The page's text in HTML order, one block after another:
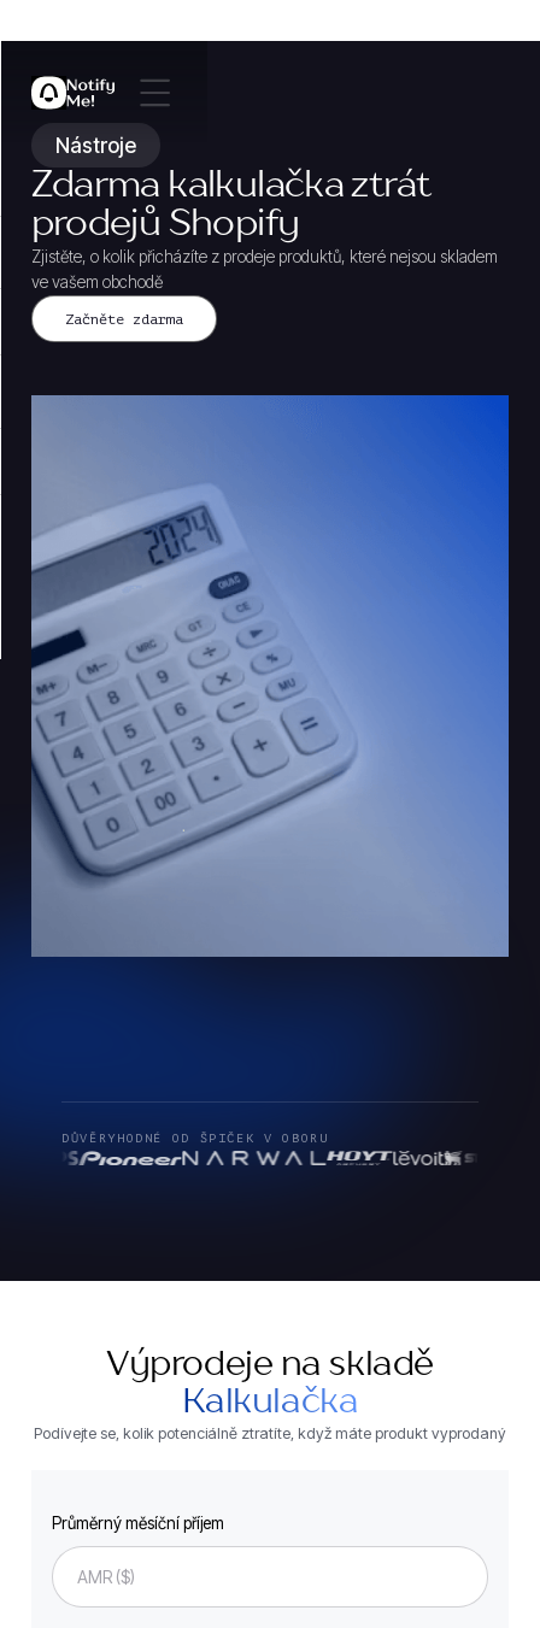
Nástroje
Zdarma kalkulačka ztrát
prodejů Shopify
Zjistěte, o kolik přicházíte z prodeje produktů, které nejsou skladem
ve vašem obchodě
Začněte zdarma
DŮVĚRYHODNÉ OD ŠPIČEK V OBORU
Výprodeje na skladě
Kalkulačka
Podívejte se, kolik potenciálně ztratíte, když máte produkt vyprodaný
Průměrný měsíční příjem